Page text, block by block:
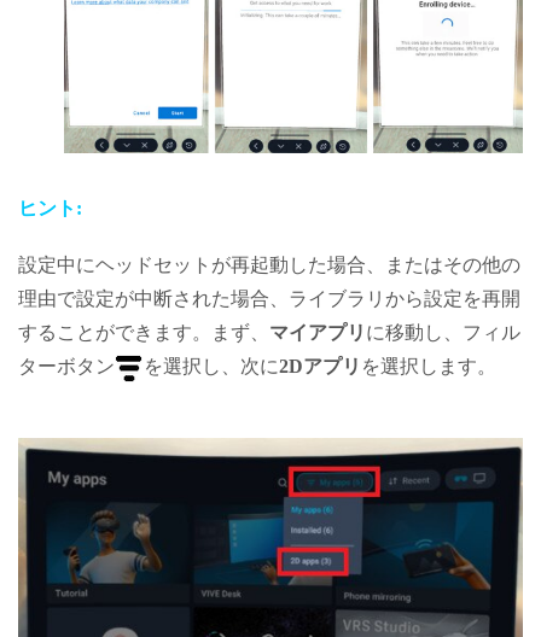
ヒント:
設定中にヘッドセットが再起動した場合、またはその他の
理由で設定が中断された場合、ライブラリから設定を再開
することができます。まず、 マイアプリ に移動し、フィル
ターボタン
を選択し、次に2Dアプリ を選択します。